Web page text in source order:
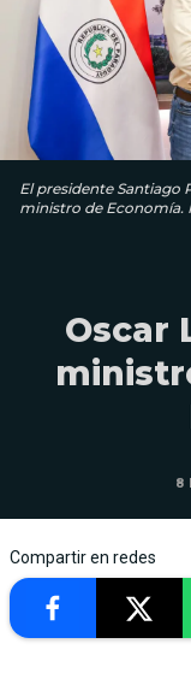
El presidente Santiago
ministro de Economía.
Oscar
8
Compartir en redes